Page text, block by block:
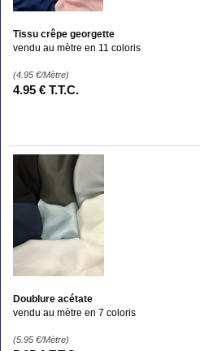
Tissu crêpe georgette
vendu au mètre en 11 coloris
(4.95 €/Mètre)
4.95 € T.T.C.
Doublure acétate
vendu au mètre en 7 coloris
(5.95 €/Mètre)